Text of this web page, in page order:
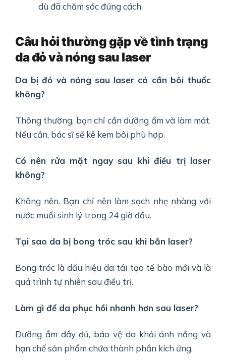
dù đã chăm sóc đúng cách.
Câu hỏi thường gặp về tình trạng
da đỏ và nóng sau laser
Da bị đỏ và nóng sau laser có cần bôi thuốc
không?
Thông thường, bạn chỉ cần dưỡng ẩm và làm mát.
Nếu cần, bác sĩ sẽ kê kem bôi phù hợp.
Có nên rửa mặt ngay sau khi điều trị laser
không?
Không nên. Bạn chỉ nên làm sạch nhẹ nhàng với
nước muối sinh lý trong 24 giờ đầu.
Tại sao da bị bong tróc sau khi bắn laser?
Bong tróc là dấu hiệu da tái tạo tế bào mới và là
quá trình tự nhiên sau điều trị.
Làm gì để da phục hồi nhanh hơn sau laser?
Dưỡng ẩm đầy đủ, bảo vệ da khỏi ánh nắng và
hạn chế sản phẩm chứa thành phần kích ứng.